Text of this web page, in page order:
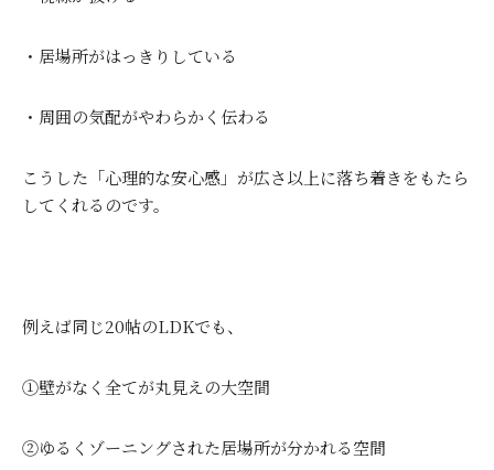
・居場所がはっきりしている
・周囲の気配がやわらかく伝わる
こうした「心理的な安心感」が広さ以上に落ち着きをもたら
してくれるのです。
例えば同じ20帖のLDKでも、
①壁がなく全てが丸見えの大空間
②ゆるくゾーニングされた居場所が分かれる空間